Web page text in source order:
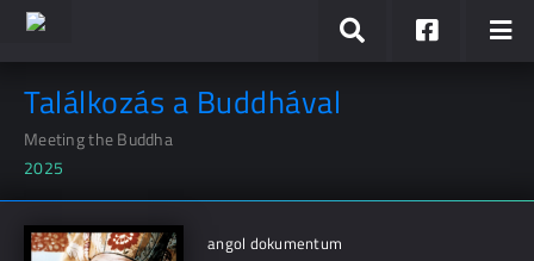
Találkozás a Buddhával
Meeting the Buddha
2025
angol dokumentum